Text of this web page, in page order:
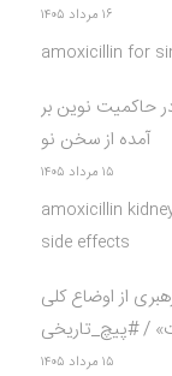
۱۶ مرداد ۱۴۰۵
amoxicillin for
حاکمیت نوین بر
آمده از سخن نو
۱۵ مرداد ۱۴۰۵
amoxicillin
side effects
از اوضاع کلی
/ #پیچ_تاریخی
۱۵ مرداد ۱۴۰۵